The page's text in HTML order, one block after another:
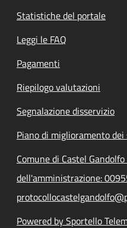
Statistiche del portale
Leggi le FAQ
Pagamenti
Riepilogo valutazioni
Segnalazione disservizio
Piano di miglioramento dei
Comune di Castel
dell'amministrazione:
Powered by Sportello